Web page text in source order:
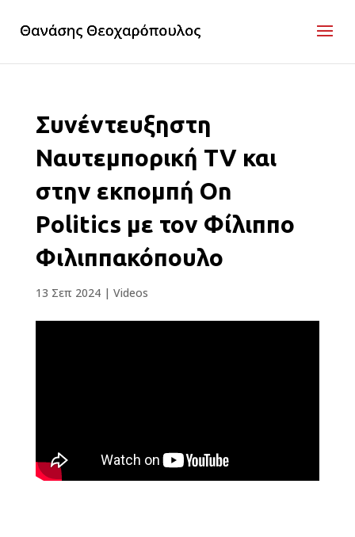
Συνέντευξηστη
Ναυτεμπορική TV και
στην εκπομπή On
Politics με τον Φίλιππο
Φιλιππακόπουλο
13 Σεπ 2024| Videos